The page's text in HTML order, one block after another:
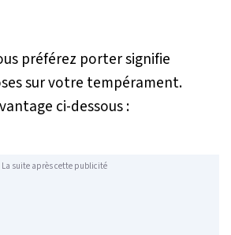
préférez porter signifie
sur votre tempérament.
ci-dessous :
La suite après cette publicité